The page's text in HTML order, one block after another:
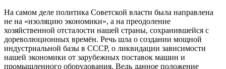
На самом деле политика Советской власти была направлена
не на «изоляцию экономики», а на преодоление
хозяйственной отсталости нашей страны, сохранившейся с
дореволюционных времён. Речь шла о создании мощной
индустриальной базы в СССР, о ликвидации зависимости
нашей экономики от зарубежных поставок машин и
промышленного оборудования. Ведь данное положение